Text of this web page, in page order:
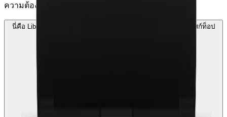
ความต้องการของโครงการ แล้วทำการคำนวณ
นี่คือ Library การเชื่อมต่อเดียวกันกับที่ฉันเห็นในแอปพลิเคชันเดสก์ท็อป